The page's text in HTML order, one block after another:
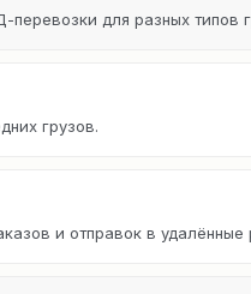
для разных типов
грузов.
и отправок в удалённые